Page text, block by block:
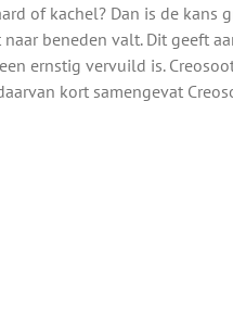
of kachel? Dan is de kans
beneden valt. Dit geeft
ernstig vervuild is.
kort samengevat